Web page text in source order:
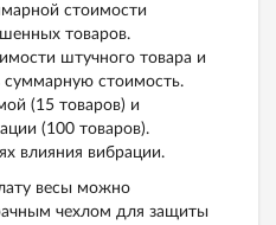
стоимости
товаров.
штучного товара и
суммарную стоимость.
(15 товаров) и
(100 товаров).
влияния вибрации.
весы можно
чехлом для защиты